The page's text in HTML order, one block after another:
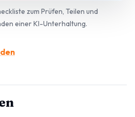
zum Prüfen, Teilen und
einer KI-Unterhaltung.